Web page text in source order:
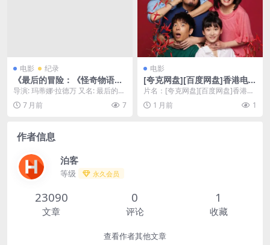
电影 纪录
《最后的冒险：《怪奇物语》
第五季幕后》全集免费下载-2
026-免费极速备份链接 – 纪录
片/幕后 – [US][夸克网盘/百度
导演: 玛蒂娜·拉德万 又名: 最后的冒
险：《怪奇物语》第五季幕后纪录
片 / 最...
7 月前 7
电影
[夸克网盘][百度网盘]香港电影
《阖家辣》（2022）喜剧 豆
瓣6.0
片名：[夸克网盘][百度网盘]香港电
影《阖家辣》（2022）喜剧 豆瓣6.
0 分...1 月前 1
作者信息
泊客
等级 永久会员
23090
文章
0
评论
1
收藏
查看作者其他文章